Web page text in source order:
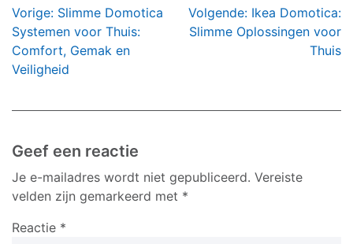
Bericht
navigatie
Vorige: Slimme Domotica
Systemen voor Thuis:
Comfort, Gemak en
Veiligheid
Volgende: Ikea Domotica:
Slimme Oplossingen voor
Thuis
Geef een reactie
Je e-mailadres wordt niet gepubliceerd. Vereiste
velden zijn gemarkeerd met *
Reactie *